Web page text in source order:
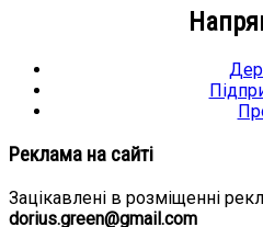
Реклама на сайті
Зацікавлені в розміщенні
dorius.green@gmail.com